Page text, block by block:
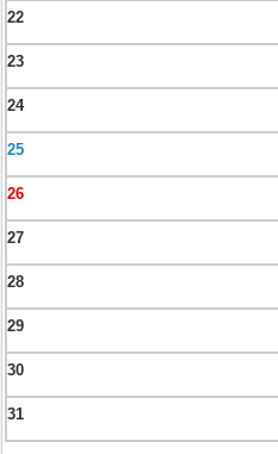
22
23
24
25
26
27
28
29
30
31